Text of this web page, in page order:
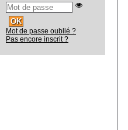
Mot de passe oublié ?
Pas encore inscrit ?